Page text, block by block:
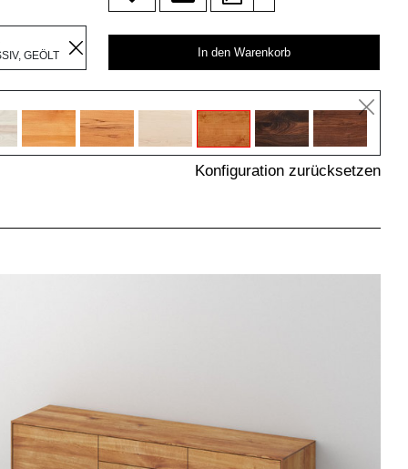
GEÖLT
In den Warenkorb
Konfiguration zurücksetzen